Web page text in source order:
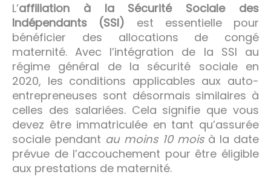
L’affiliation à la Sécurité Sociale des
Indépendants (SSI) est essentielle pour
bénéficier des allocations de congé
maternité. Avec l’intégration de la SSI au
régime général de la sécurité sociale en
2020, les conditions applicables aux auto-
entrepreneuses sont désormais similaires à
celles des salariées. Cela signifie que vous
devez être immatriculée en tant qu’assurée
sociale pendant au moins 10 moisà la date
prévue de l’accouchement pour être éligible
aux prestations de maternité.